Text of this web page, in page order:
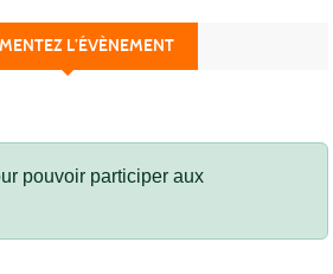
L’ÉVÈNEMENT
pouvoir participer aux